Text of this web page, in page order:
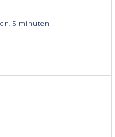
5 minuten